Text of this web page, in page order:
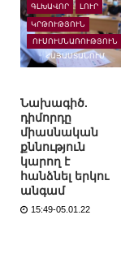
ԳԼԽԱՎՈՐ ԼՈՒՐ
ԿՐԹՈՒԹՅՈՒՆ
ՈՒՍՈՒՄՆԱՌՈՒԹՅՈՒՆ
ՀԱՅԱՍՏԱՆՈՒՄ
Նախագիծ.
դիմորդը
միասնական
քննություն
կարող է
հանձնել երկու
անգամ
15:49-05.01.22